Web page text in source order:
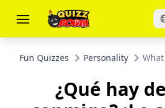
Fun Quizzes Personality
¿Qué hay